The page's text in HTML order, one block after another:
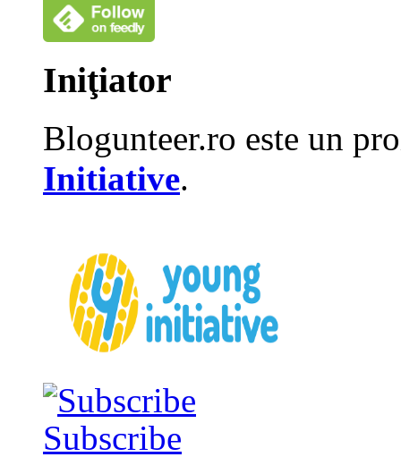
Iniţiator
Blogunteer.ro este un
Initiative.
Subscribe